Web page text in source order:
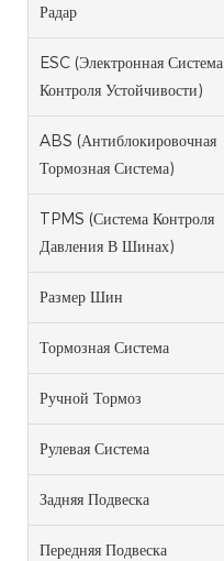
Радар
ESC (электронная Система
Контроля Устойчивости)
ABS (антиблокировочная
Тормозная Система)
TPMS (система Контроля
Давления В Шинах)
Размер Шин
Тормозная Система
Ручной Тормоз
Рулевая Система
Задняя Подвеска
Передняя Подвеска